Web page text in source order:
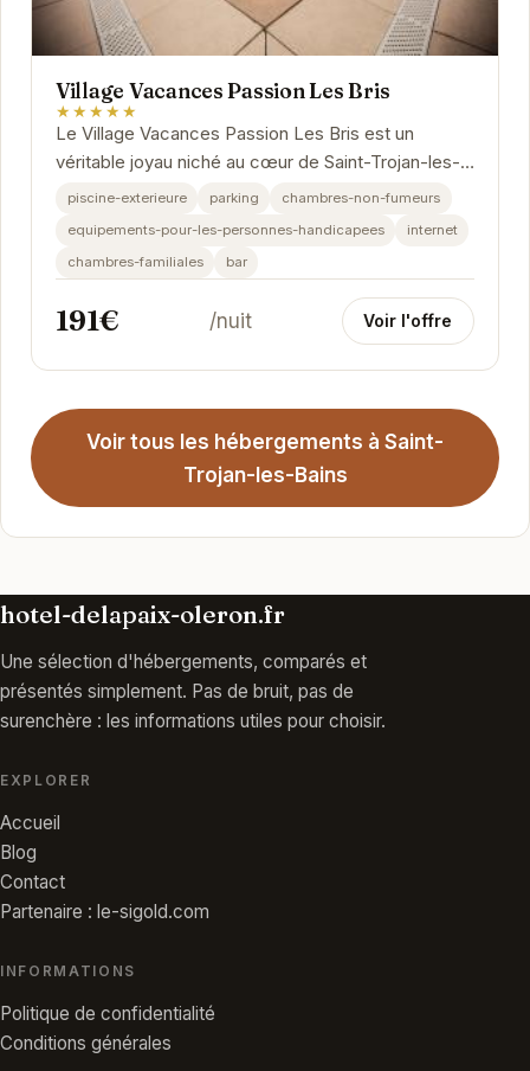
Village Vacances Passion Les Bris
★★★★★
Le Village Vacances Passion Les Bris est un
véritable joyau niché au cœur de Saint-Trojan-les-
Bains. Offrant un cadre idyllique entre plages et...
piscine-exterieure parking
chambres-non-fumeurs
equipements-pour-les-personnes-handicapees
internet
chambres-familiales
bar
191€ /nuit Voir l'offre
Voir tous les hébergements à Saint-
Trojan-les-Bains
hotel-delapaix-oleron.fr
Une sélection d'hébergements, comparés et
présentés simplement. Pas de bruit, pas de
surenchère : les informations utiles pour choisir.
EXPLORER
Accueil
Blog
Contact
Partenaire : le-sigold.com
INFORMATIONS
Politique de confidentialité
Conditions générales